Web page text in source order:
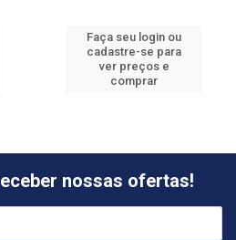
Faça seu login ou
cadastre-se para
ver preços e
comprar
nossas ofertas!